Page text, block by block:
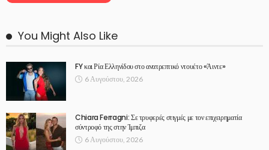
You Might Also Like
FY και Ρία Ελληνίδου στο ανατρεπτικό ντουέτο «Άιντε»
6 Αυγούστου, 2026
Chiara Ferragni: Σε τρυφερές στιγμές με τον επιχειρηματία
σύντροφό της στην Ίμπιζα
6 Αυγούστου, 2026